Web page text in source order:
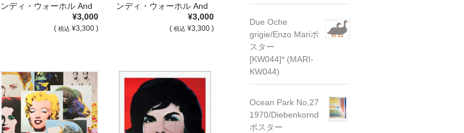
ンディ・ウォーホル And
¥3,000
( 税込 ¥3,300 )
ンディ・ウォーホル And
¥3,000
( 税込 ¥3,300 )
Due Oche
grigie/Enzo Mariポ
スター
[KW044]* (MARI-
KW044)
Ocean Park No,27
1970/Diebenkornd
ポスター